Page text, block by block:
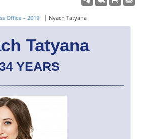
Office – 2019 | Nyach Tatyana
Tatyana
YEARS